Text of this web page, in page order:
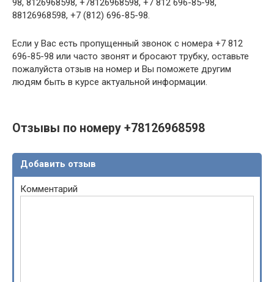
98, 8126968598, +78126968598, +7 812 696-85-98,
88126968598, +7 (812) 696-85-98.
Если у Вас есть пропущенный звонок с номера +7 812
696-85-98 или часто звонят и бросают трубку, оставьте
пожалуйста отзыв на номер и Вы поможете другим
людям быть в курсе актуальной информации.
Отзывы по номеру +78126968598
Добавить отзыв
Комментарий